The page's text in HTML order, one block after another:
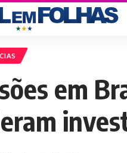
em